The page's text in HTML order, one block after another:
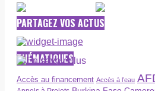
PARTAGEZ VOS ACTUS
THÉMATIQUES
Accès au financement Accès à l’eau